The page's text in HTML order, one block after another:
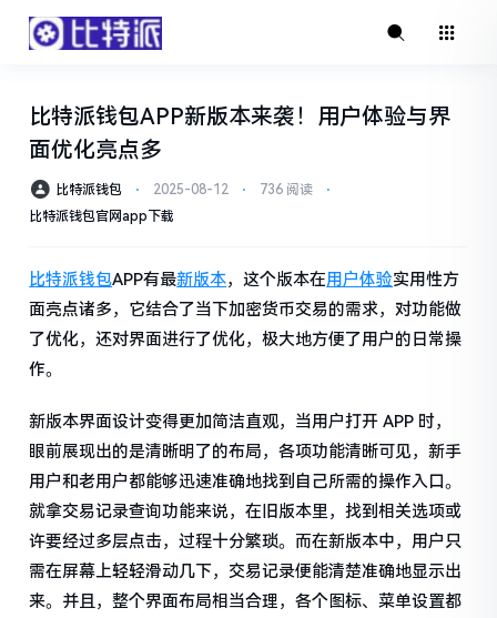
比特派钱包APP新版本来袭！用户体验与界
面优化亮点多
比特派钱包 ⋅ 2025-08-12 ⋅ 736 阅读
⋅
比特派钱包官网app下载
比特派钱包APP有最新版本，这个版本在用户体验实用性方
面亮点诸多，它结合了当下加密货币交易的需求，对功能做
了优化，还对界面进行了优化，极大地方便了用户的日常操
作。
新版本界面设计变得更加简洁直观，当用户打开 APP 时，
眼前展现出的是清晰明了的布局，各项功能清晰可见，新手
用户和老用户都能够迅速准确地找到自己所需的操作入口。
就拿交易记录查询功能来说，在旧版本里，找到相关选项或
许要经过多层点击，过程十分繁琐。而在新版本中，用户只
需在屏幕上轻轻滑动几下，交易记录便能清楚准确地显示出
来。并且，整个界面布局相当合理，各个图标、菜单设置都